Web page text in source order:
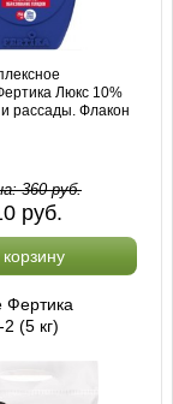
Люкс 10%
рассады. Флакон
360руб.
руб.
Фертика
(5 кг)